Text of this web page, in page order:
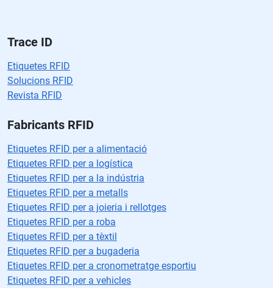
o.
Trace ID
Etiquetes RFID
Solucions RFID
Revista RFID
Fabricants RFID
Etiquetes RFID per a alimentació
Etiquetes RFID per a logística
Etiquetes RFID per a la indústria
Etiquetes RFID per a metalls
Etiquetes RFID per a joieria i rellotges
Etiquetes RFID per a roba
Etiquetes RFID per a tèxtil
Etiquetes RFID per a bugaderia
Etiquetes RFID per a cronometratge esportiu
Etiquetes RFID per a vehicles